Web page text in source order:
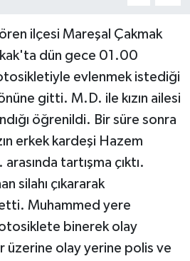
ilçesi Mareşal Çakmak
dün gece 01.00
evlenmek istediği
gitti. M.D. ile kızın ailesi
öğrenildi. Bir süre sonra
erkek kardeşi Hazem
tartışma çıktı.
silahı çıkararak
Muhammed yere
binerek olay
üzerine olay yerine polis ve